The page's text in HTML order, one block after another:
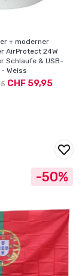
+ moderner
AirProtect 24W
Schlaufe & USB-
- Weiss
CHF 59,95
-50%